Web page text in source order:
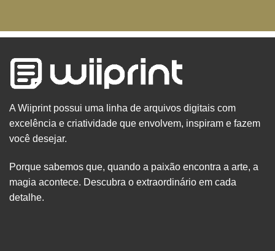
A Wiiprint possui uma linha de arquivos digitais com
excelência e criatividade que envolvem, inspiram e fazem
você desejar.
Porque sabemos que, quando a paixão encontra a arte, a
magia acontece. Descubra o extraordinário em cada
detalhe.